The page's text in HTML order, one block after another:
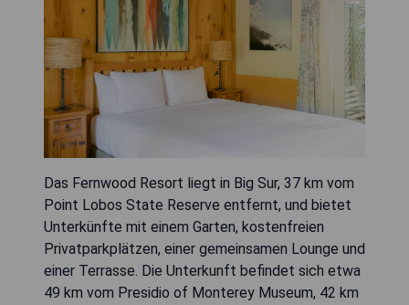
Das Fernwood Resort liegt in Big Sur, 37 km vom
Point Lobos State Reserve entfernt, und bietet
Unterkünfte mit einem Garten, kostenfreien
Privatparkplätzen, einer gemeinsamen Lounge und
einer Terrasse. Die Unterkunft befindet sich etwa
49 km vom Presidio of Monterey Museum, 42 km